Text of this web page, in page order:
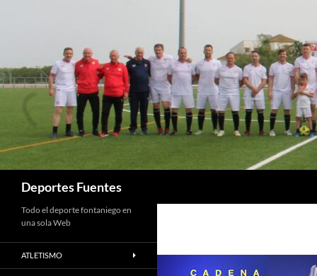
Deportes Fuentes
Todo el deporte fontaniego en
una sola Web
ATLETISMO